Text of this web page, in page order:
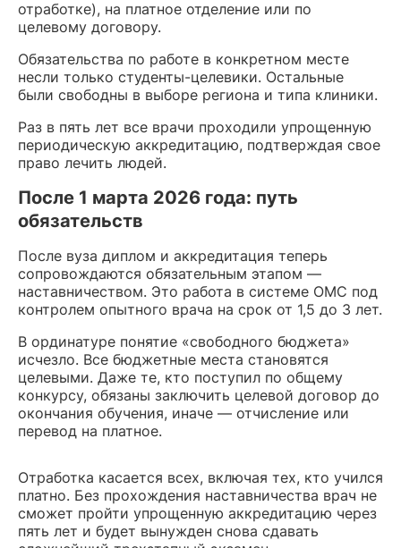
отработке), на платное отделение или по
целевому договору.
Обязательства по работе в конкретном месте
несли только студенты-целевики. Остальные
были свободны в выборе региона и типа клиники.
Раз в пять лет все врачи проходили упрощенную
периодическую аккредитацию, подтверждая свое
право лечить людей.
После 1 марта 2026 года: путь
обязательств
После вуза диплом и аккредитация теперь
сопровождаются обязательным этапом —
наставничеством. Это работа в системе ОМС под
контролем опытного врача на срок от 1,5 до 3 лет.
В ординатуре понятие «свободного бюджета»
исчезло. Все бюджетные места становятся
целевыми. Даже те, кто поступил по общему
конкурсу, обязаны заключить целевой договор до
окончания обучения, иначе — отчисление или
перевод на платное.
Отработка касается всех, включая тех, кто учился
платно. Без прохождения наставничества врач не
сможет пройти упрощенную аккредитацию через
пять лет и будет вынужден снова сдавать